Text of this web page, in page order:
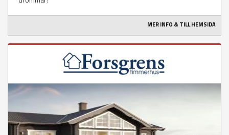
MER INFO & TILL HEMSIDA